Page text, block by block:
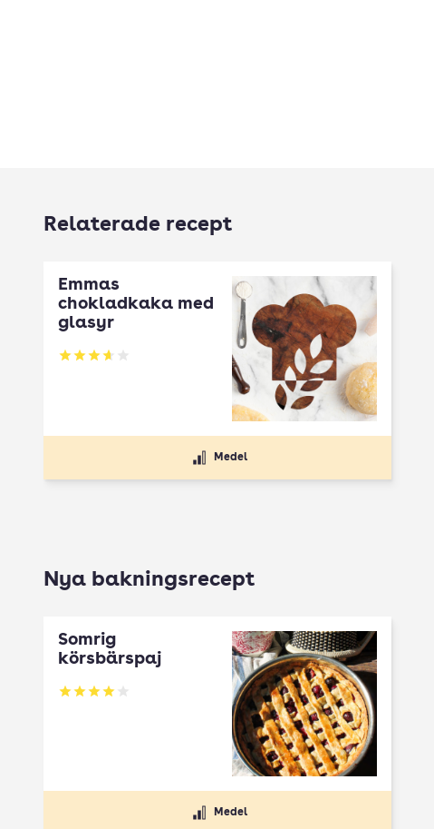
Relaterade recept
Emmas
chokladkaka med
glasyr
Betyg: 3.67 av 5
Medel
Nya bakningsrecept
Somrig
körsbärspaj
Betyg: 4 av 5
Medel